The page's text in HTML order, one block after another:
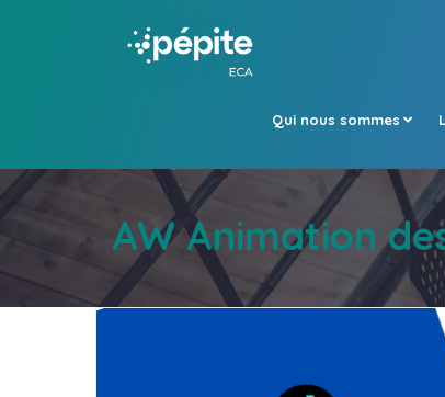
Qui nous sommes
AW Animation